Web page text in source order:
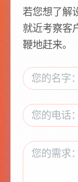
若您想了解
就近考察客
鞭地赶来。